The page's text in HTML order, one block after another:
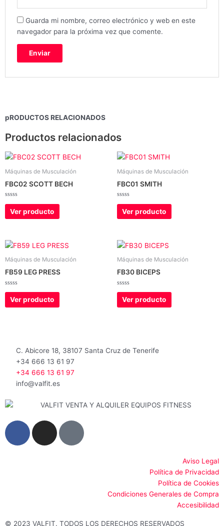
pRODUCTOS RELACIONADOS
Productos relacionados
Máquinas de Musculación
FBC02 SCOTT BECH
Valorado
con
de
Ver producto
Máquinas de Musculación
FBC01 SMITH
Valorado
con
de
Ver producto
Máquinas de Musculación
FB59 LEG PRESS
Valorado
con
de
Ver producto
Máquinas de Musculación
FB30 BICEPS
Valorado
con
de
Ver producto
Guarda mi nombre, correo electrónico y web en este
navegador para la próxima vez que comente.
C. Abicore 18, 38107 Santa Cruz de Tenerife
+34 666 13 61 97
+34 666 13 61 97
info@valfit.es
F
I
G
Aviso Legal
Política de Privacidad
Política de Cookies
Condiciones Generales de Compra
Accesibilidad
© 2023 VALFIT. TODOS LOS DERECHOS RESERVADOS